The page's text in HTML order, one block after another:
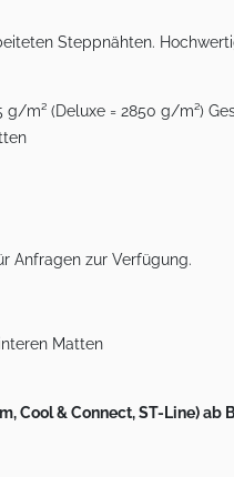
Steppnähten.
m² (Deluxe = 2850 g/m²)
Anfragen zur Verfügung.
Matten
Cool & Connect, ST-Line)